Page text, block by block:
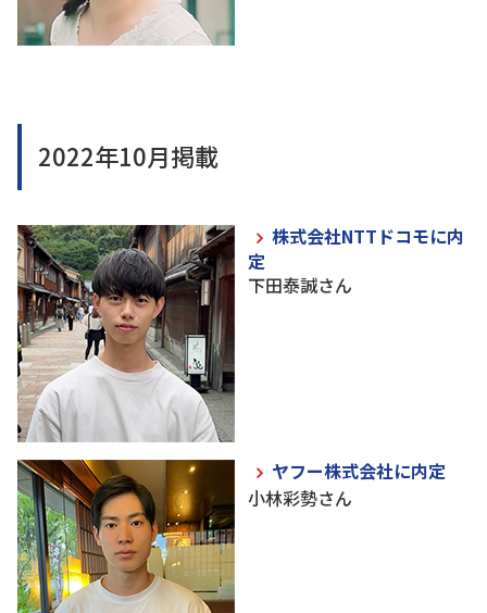
2022年10月掲載
株式会社NTTドコモに内
定
下田泰誠さん
ヤフー株式会社に内定
小林彩勢さん